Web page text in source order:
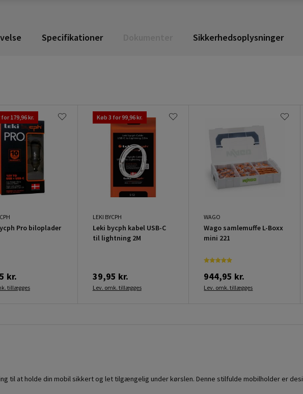
Specifikationer Sikkerhedsoplysninger
179,96 kr.
Pro biloplader
kr.
tillægges
Køb 3 for 99,96 kr.
LEKI BYCPH
Leki bycph kabel USB-C
til lightning 2M
39,95 kr.
Lev. omk. tillægges
WAGO
Wago samlemuffe L-Boxx
mini 221
944,95 kr.
Lev. omk. tillægges
til at holde din mobil sikkert og let tilgængelig under kørslen. Denne stilfulde mobilholder er